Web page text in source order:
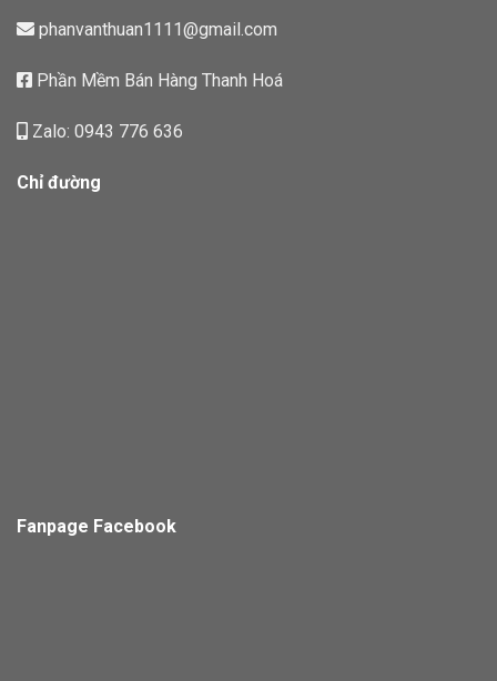
phanvanthuan1111@gmail.com
Phần Mềm Bán Hàng Thanh Hoá
Zalo: 0943 776 636
Chỉ đường
Fanpage Facebook